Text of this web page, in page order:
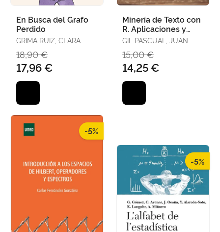
En Busca del Grafo
Perdido
GRIMA RUIZ, CLARA
18,90 €
17,96 €
Minería de Texto con
R. Aplicaciones y
Técnicas Estadísticas
GIL PASCUAL, JUAN
15,00 €
14,25 €
-5%
-5%